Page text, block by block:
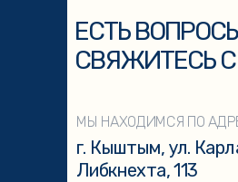
г. Кыштым, ул.
Либкнехта, 113
МЫ НАХОДИМСЯ ПО
ЕСТЬ
СВЯЖИТЕСЬ